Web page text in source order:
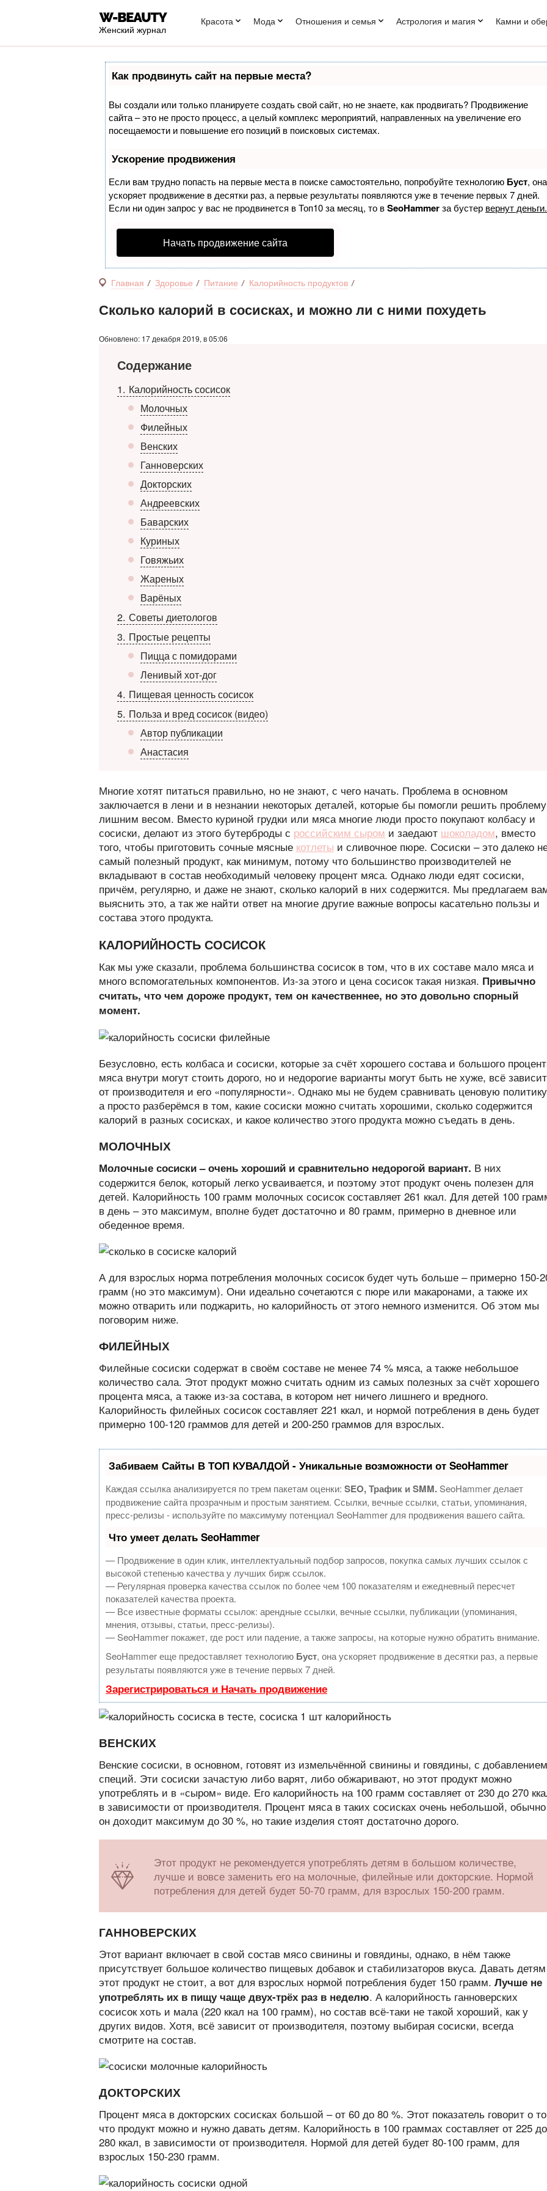
Женский журнал
Красота Мода Отношения и семья Астрология и магия Камни и
Как продвинуть сайт на первые места?
Вы создали или только планируете создать свой сайт, но не знаете, как продвигать? Продвижение
сайта – это не просто процесс, а целый комплекс мероприятий, направленных на увеличение его
посещаемости и повышение его позиций в поисковых системах.
Ускорение продвижения
Если вам трудно попасть на первые места в поиске самостоятельно, попробуйте технологию Буст, она
ускоряет продвижение в десятки раз, а первые результаты появляются уже в течение первых 7 дней.
Если ни один запрос у вас не продвинется в Топ10 за месяц, то вSeoHammerза бустер вернут деньги.
Начать продвижение сайта
Главная Здоровье Питание Калорийность продуктов
Сколько калорий в сосисках, и можно ли с ними похудеть
Обновлено: 17 декабря 2019, в 05:06
Содержание
1
Калорийность сосисок
Молочных
Филейных
Венских
Ганноверских
Докторских
Андреевских
Баварских
Куриных
Говяжьих
Жареных
Варёных
2 Советы диетологов
3 Простые рецепты
Пицца с помидорами
Ленивый хот-дог
4 Пищевая ценность сосисок
5 Польза и вред сосисок (видео)
Автор публикации
Анастасия
Многие хотят питаться правильно, но не знают, с чего начать. Проблема в основном
заключается в лени и в незнании некоторых деталей, которые бы помогли решить
лишним весом. Вместо куриной грудки или мяса многие люди просто покупают колбасу и
сосиски, делают из этого бутерброды с российским сыром и заедают шоколадом, вместо
того, чтобы приготовить сочные мясные котлеты и сливочное пюре. Сосиски – это далеко
самый полезный продукт, как минимум, потому что большинство производителей не
вкладывают в состав необходимый человеку процент мяса. Однако люди едят сосиски,
причём, регулярно, и даже не знают, сколько калорий в них содержится. Мы предлагаем
выяснить это, а так же найти ответ на многие другие важные вопросы касательно пользы и
состава этого продукта.
КАЛОРИЙНОСТЬ СОСИСОК
Как мы уже сказали, проблема большинства сосисок в том, что в их составе мало мяса и
много вспомогательных компонентов. Из-за этого и цена сосисок такая низкая. Привычно
считать, что чем дороже продукт, тем он качественнее, но это довольно спорный
момент.
Безусловно, есть колбаса и сосиски, которые за счёт хорошего состава и большого
мяса внутри могут стоить дорого, но и недорогие варианты могут быть не хуже, всё зависит
от производителя и его «популярности». Однако мы не будем сравнивать ценовую
а просто разберёмся в том, какие сосиски можно считать хорошими, сколько содержится
калорий в разных сосисках, и какое количество этого продукта можно съедать в день.
МОЛОЧНЫХ
Молочные сосиски – очень хороший и сравнительно недорогой вариант. В них
содержится белок, который легко усваивается, и поэтому этот продукт очень полезен для
детей. Калорийность 100 грамм молочных сосисок составляет 261 ккал. Для детей 100
в день – это максимум, вполне будет достаточно и 80 грамм, примерно в дневное или
обеденное время.
А для взрослых норма потребления молочных сосисок будет чуть больше – примерно 150-
грамм (но это максимум). Они идеально сочетаются с пюре или макаронами, а также их
можно отварить или поджарить, но калорийность от этого немного изменится. Об этом мы
поговорим ниже.
ФИЛЕЙНЫХ
Филейные сосиски содержат в своём составе не менее 74 % мяса, а также небольшое
количество сала. Этот продукт можно считать одним из самых полезных за счёт хорошего
процента мяса, а также из-за состава, в котором нет ничего лишнего и вредного.
Калорийность филейных сосисок составляет 221 ккал, и нормой потребления в день будет
примерно 100-120 граммов для детей и 200-250 граммов для взрослых.
Забиваем Сайты В ТОП КУВАЛДОЙ - Уникальные возможности от SeoHammer
Каждая ссылка анализируется по трем пакетам оценки: SEO, Трафик и SMM.SeoHammer делает
продвижение сайта прозрачным и простым занятием. Ссылки, вечные ссылки, статьи, упоминания,
пресс-релизы - используйте по максимуму потенциал SeoHammer для продвижения вашего сайта.
Что умеет делать SeoHammer
— Продвижение в один клик, интеллектуальный подбор запросов, покупка самых лучших ссылок с
высокой степенью качества у лучших бирж ссылок.
— Регулярная проверка качества ссылок по более чем 100 показателям и ежедневный пересчет
показателей качества проекта.
— Все известные форматы ссылок: арендные ссылки, вечные ссылки, публикации (упоминания,
мнения, отзывы, статьи, пресс-релизы).
— SeoHammer покажет, где рост или падение, а также запросы, на которые нужно обратить внимание.
SeoHammer еще предоставляет технологию Буст, она ускоряет продвижение в десятки раз, а первые
результаты появляются уже в течение первых 7 дней.
Зарегистрироваться и Начать продвижение
ВЕНСКИХ
Венские сосиски, в основном, готовят из измельчённой свинины и говядины, с добавлением
специй. Эти сосиски зачастую либо варят, либо обжаривают, но этот продукт можно
употреблять и в «сыром» виде. Его калорийность на 100 грамм составляет от 230 до 270
в зависимости от производителя. Процент мяса в таких сосисках очень небольшой, обычно
он доходит максимум до 30 %, но такие изделия стоят достаточно дорого.
Этот продукт не рекомендуется употреблять детям в большом количестве,
лучше и вовсе заменить его на молочные, филейные или докторские. Нормой
потребления для детей будет 50-70 грамм, для взрослых 150-200 грамм.
ГАННОВЕРСКИХ
Этот вариант включает в свой состав мясо свинины и говядины, однако, в нём также
присутствует большое количество пищевых добавок и стабилизаторов вкуса. Давать детям
этот продукт не стоит, а вот для взрослых нормой потребления будет 150 грамм. Лучше не
употреблять их в пищу чаще двух-трёх раз в неделю. А калорийность ганноверских
сосисок хоть и мала (220 ккал на 100 грамм), но состав всё-таки не такой хороший, как у
других видов. Хотя, всё зависит от производителя, поэтому выбирая сосиски, всегда
смотрите на состав.
ДОКТОРСКИХ
Процент мяса в докторских сосисках большой – от 60 до 80 %. Этот показатель говорит о
что продукт можно и нужно давать детям. Калорийность в 100 граммах составляет от 225 до
280 ккал, в зависимости от производителя. Нормой для детей будет 80-100 грамм, для
взрослых 150-230 грамм.